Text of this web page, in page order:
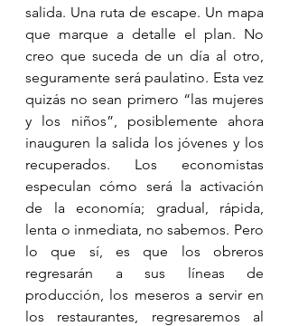
salida. Una ruta de escape. Un mapa
que marque a detalle el plan. No
creo que suceda de un día al otro,
seguramente será paulatino. Esta vez
quizás no sean primero “las mujeres
y los niños”, posiblemente ahora
inauguren la salida los jóvenes y los
recuperados. Los economistas
especulan cómo será la activación
de la economía; gradual, rápida,
lenta o inmediata, no sabemos. Pero
lo que sí, es que los obreros
regresarán a sus líneas de
producción, los meseros a servir en
los restaurantes, regresaremos al